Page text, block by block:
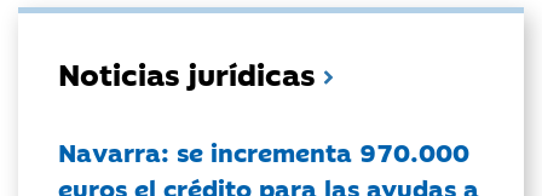
Noticias jurídicas
Navarra: se incrementa 970.000
euros el crédito para las ayudas a